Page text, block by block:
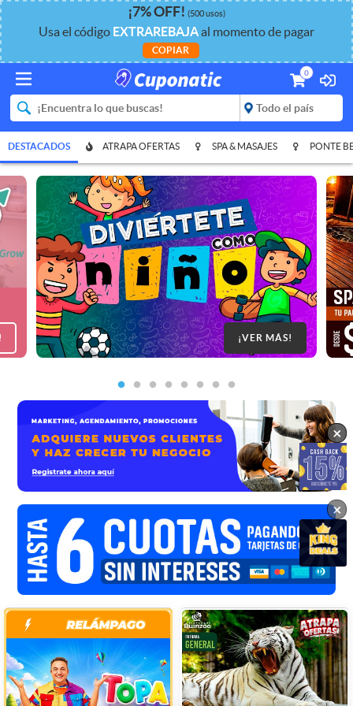
¡7%OFF! (500 usos)
Usa el código EXTRAREBAJAal momento de pagar
COPIAR
0
DESTACADOS ATRAPA OFERTAS SPA & MASAJES PONTE
¡VER MÁS!
×
×
×